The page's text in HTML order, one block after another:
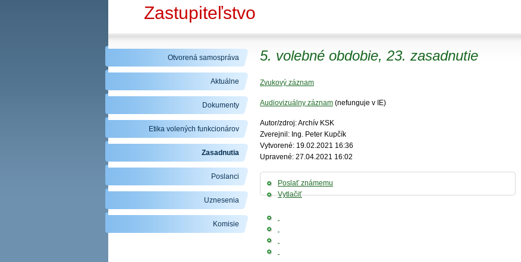
Zastupiteľstvo
5. volebné obdobie, 23. zasadnutie
Zvukový záznam
Audiovizuálny záznam (nefunguje v IE)
Autor/zdroj: Archív KSK
Zverejnil: Ing. Peter Kupčík
Vytvorené: 19.02.2021 16:36
Upravené: 27.04.2021 16:02
Poslať známemu
Vytlačiť
Otvorená samospráva
Aktuálne
Dokumenty
Etika volených funkcionárov
Zasadnutia
Poslanci
Uznesenia
Komisie